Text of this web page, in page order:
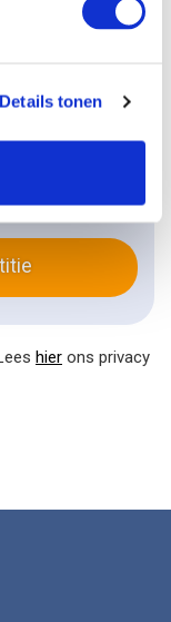
Details tonen
ander
hier ons privacy